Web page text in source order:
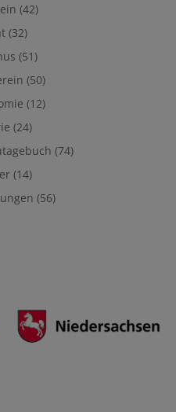
(42)
(32)
(51)
(50)
(12)
(24)
(74)
(14)
(56)